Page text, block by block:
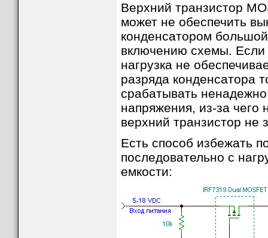
Верхний транзистор
может не обеспечить
конденсатором
включению схемы. Если
нагрузка не
разряда конденсатора
срабатывать
напряжения, из-за чего
верхний транзистор не
Есть способ избежать
последовательно с
емкости: